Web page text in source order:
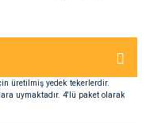
üretilmiş yedek tekerlerdir.
uymaktadır. 4'lü paket olarak